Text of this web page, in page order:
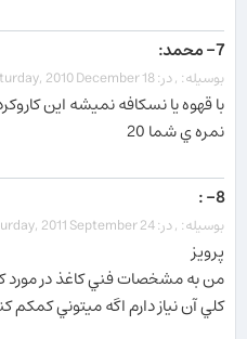
7- محمد:
بوسیله: , در: Saturday, 2010 December 18-کد: 2567
با قهوه يا نسكافه نميشه اين
نمره ي شما 20
8- :
بوسیله: , در: Saturday, 2011 September 24-کد: 3503
پرويز
من به مشخصات فني کاغذ در مورد
کلي آن نياز دارم اگه ميتوني